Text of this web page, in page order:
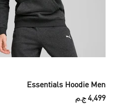
Essentials Hoodie Men
4,499 ج.م